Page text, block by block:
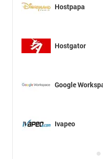
Hostpapa
Hostgator
Google
Ivapeo